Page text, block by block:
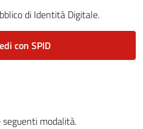
di Identità Digitale.
con SPID
modalità.